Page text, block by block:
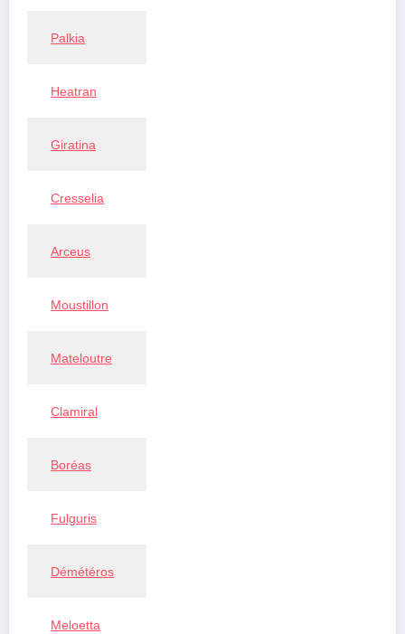
Palkia
Heatran
Giratina
Cresselia
Arceus
Moustillon
Mateloutre
Clamiral
Boréas
Fulguris
Démétéros
Meloetta